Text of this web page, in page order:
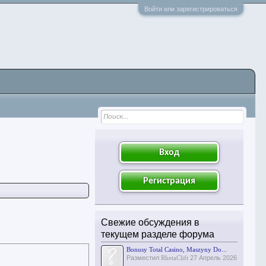
Войти или зарегистрироваться
Вход
Регистрация
Свежие обсуждения в
текущем разделе форума
Bonusy Total Casino, Maszyny Do...
Разместил RhetaClift 27 Апрель 2026